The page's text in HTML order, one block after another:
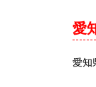
愛
愛知